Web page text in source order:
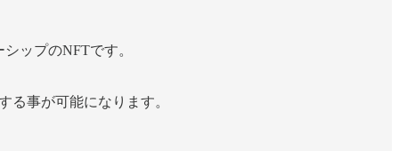
ップのNFTです。
る事が可能になります。